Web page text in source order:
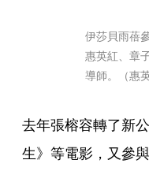
伊莎貝雨蓓
惠英紅、章
導師。（惠
去年張榕容轉了新
生》等電影，又參